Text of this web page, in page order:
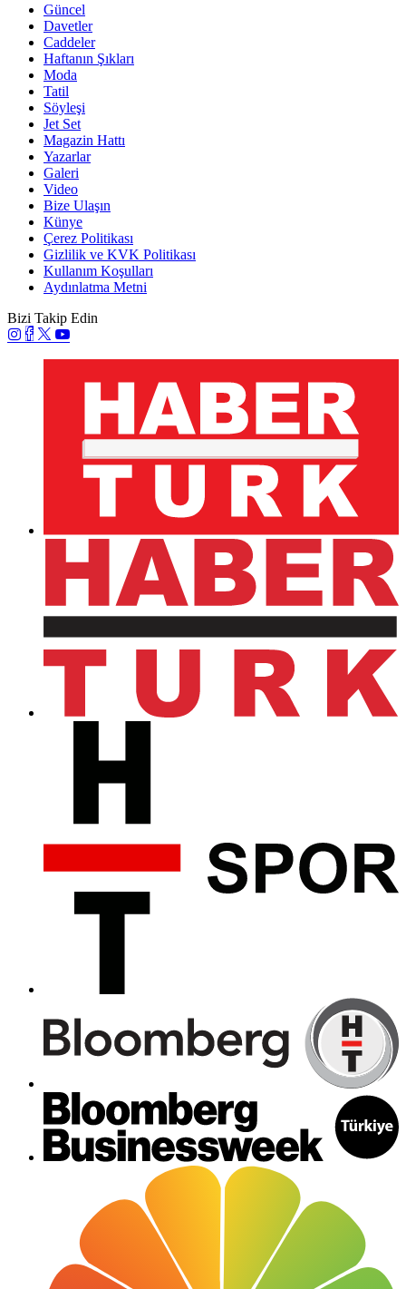
Güncel
Davetler
Caddeler
Haftanın Şıkları
Moda
Tatil
Söyleşi
Jet Set
Magazin Hattı
Yazarlar
Galeri
Video
Bize Ulaşın
Künye
Çerez Politikası
Gizlilik ve KVK Politikası
Kullanım Koşulları
Aydınlatma Metni
Bizi Takip Edin